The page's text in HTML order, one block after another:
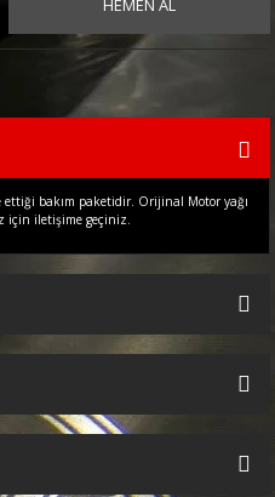
HEMEN AL
ettiği bakım paketidir. Orijinal Motor yağı
için iletişime geçiniz.
siz yapın!